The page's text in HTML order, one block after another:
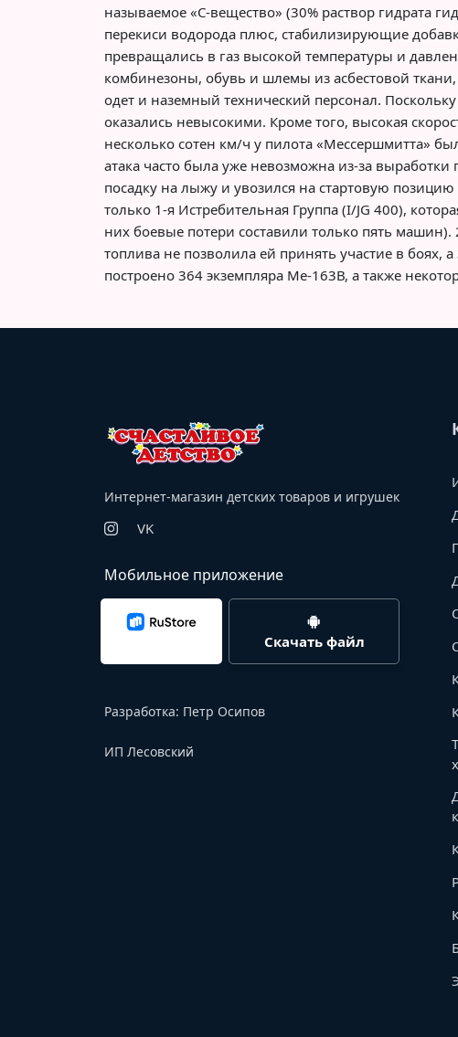
называемое «С-вещество» (30% раствор гидрата
перекиси водорода плюс, стабилизирующие
превращались в газ высокой температуры и
комбинезоны, обувь и шлемы из асбестовой
одет и наземный технический персонал.
оказались невысокими. Кроме того, высокая
несколько сотен км/ч у пилота «Мессершмитта»
атака часто была уже невозможна из-за
посадку на лыжу и увозился на стартовую
только 1-я Истребительная Группа (I/JG 400),
них боевые потери составили только пять машин).
топлива не позволила ей принять участие в боях,
построено 364 экземпляра Ме-163В, а также
Интернет-магазин детских товаров и игрушек
VK
Мобильное приложение
Скачать файл
Разработка: Петр Осипов
ИП Лесовский